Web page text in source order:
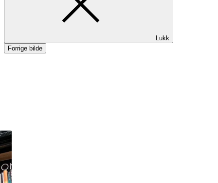
Mat og drikke
Aktiviteter
Lukk
Forrige bilde